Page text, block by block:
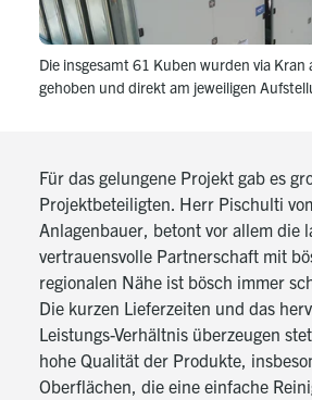
Die insgesamt 61 Kuben wurden via Kran
gehoben und direkt am jeweiligen
Für das gelungene Projekt gab es
Projektbeteiligten. Herr Pischulti
Anlagenbauer, betont vor allem die
vertrauensvolle Partnerschaft mit
regionalen Nähe ist bösch immer
Die kurzen Lieferzeiten und das
Leistungs-Verhältnis überzeugen
hohe Qualität der Produkte,
Oberflächen, die eine einfache